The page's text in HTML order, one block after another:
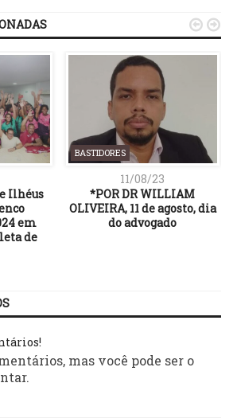
Ilhéus
em
de
BASTIDORES
11/08/23
*POR DR WILLIAM
OLIVEIRA, 11 de agosto, dia
do advogado
 
mas você pode ser o